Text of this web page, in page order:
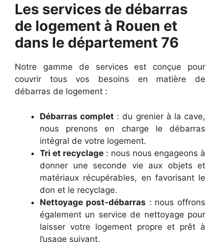
Les services de débarras
de logement à Rouen et
dans le département 76
Notre gamme de services est conçue pour
couvrir tous vos besoins en matière de
débarras de logement :
Débarras complet : du grenier à la cave,
nous prenons en charge le débarras
intégral de votre logement.
Tri et recyclage : nous nous engageons à
donner une seconde vie aux objets et
matériaux récupérables, en favorisant le
don et le recyclage.
Nettoyage post-débarras : nous offrons
également un service de nettoyage pour
laisser votre logement propre et prêt à
l’usage suivant.